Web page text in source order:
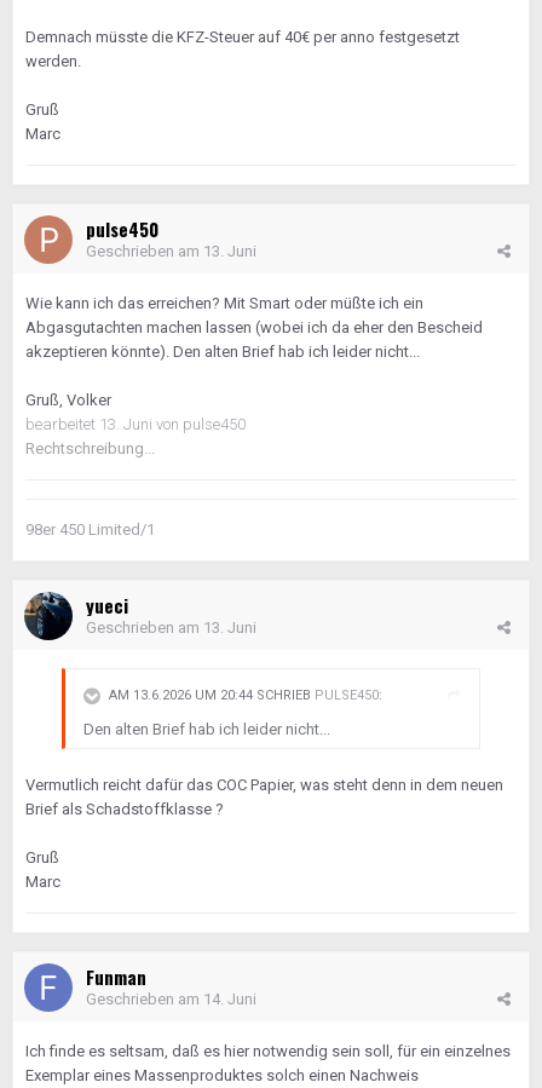
Demnach müsste die KFZ-Steuer auf 40€ per anno festgesetzt
werden.
Gruß
Marc
pulse450
Geschrieben am 13. Juni
Wie kann ich das erreichen? Mit Smart oder müßte ich ein
Abgasgutachten machen lassen (wobei ich da eher den Bescheid
akzeptieren könnte). Den alten Brief hab ich leider nicht...
Gruß, Volker
bearbeitet 13. Juni von pulse450
Rechtschreibung...
98er 450 Limited/1
yueci
Geschrieben am 13. Juni
AM 13.6.2026 UM 20:44 SCHRIEB PULSE450:
Den alten Brief hab ich leider nicht...
Vermutlich reicht dafür das COC Papier, was steht denn in dem neuen
Brief als Schadstoffklasse ?
Gruß
Marc
Funman
Geschrieben am 14. Juni
Ich finde es seltsam, daß es hier notwendig sein soll, für ein einzelnes
Exemplar eines Massenproduktes solch einen Nachweis